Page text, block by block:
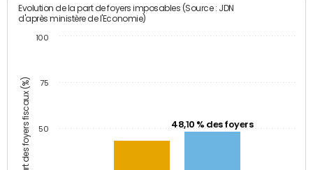
Part des foyers fiscaux (%)
Evolution de la part de foyers imposables (Source : JDN
d'après ministère de l'Economie)
48,10 % des foyers
50
75
100